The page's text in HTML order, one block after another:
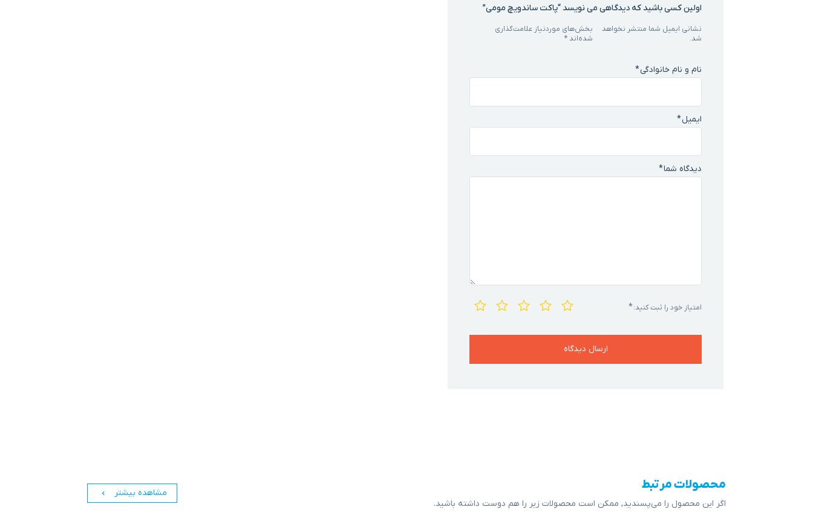
اولین کسی باشید که دیدگاهی می نویسد “پاکت ساندویچ مومی”
نشانی ایمیل شما منتشر نخواهد
شد.
بخش‌های موردنیاز علامت‌گذاری
شده‌اند*
امتیاز خود را ثبت کنید:*
دیدگاه شما*
نام و نام خانوادگی*
ایمیل*
محصولات مرتبط
اگر این محصول را می‌پسندید, ممکن است محصولات زیر را هم دوست داشته باشید.
مشاهده بیشتر